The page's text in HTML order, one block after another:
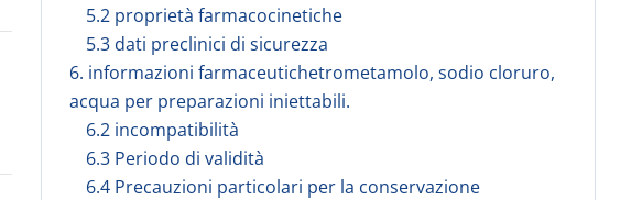
5.2 proprietà farmacocinetiche
5.3 dati preclinici di sicurezza
6. informazioni farmaceutichetrometamolo, sodio cloruro,
acqua per preparazioni iniettabili.
6.2 incompatibilità
6.3 Periodo di validità
6.4 Precauzioni particolari per la conservazione